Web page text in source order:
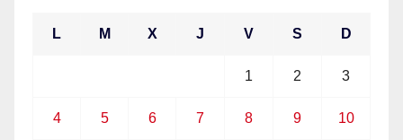
L M X J V S D
1 2 3
4 5 6 7 8 9 10